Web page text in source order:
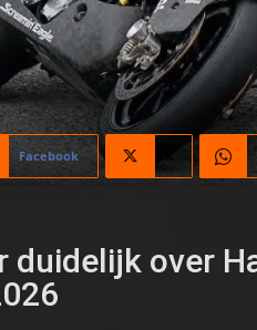
Facebook
duidelijk over